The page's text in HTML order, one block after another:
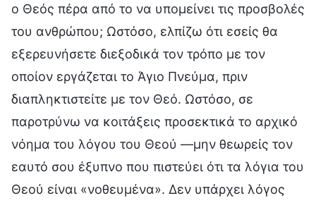
ο Θεός πέρα από το να υπομείνει τις προσβολές
του ανθρώπου; Ωστόσο, ελπίζω ότι εσείς θα
εξερευνήσετε διεξοδικά τον τρόπο με τον
οποίον εργάζεται το Άγιο Πνεύμα, πριν
διαπληκτιστείτε με τον Θεό. Ωστόσο, σε
παροτρύνω να κοιτάξεις προσεκτικά το αρχικό
νόημα του λόγου του Θεού —μην θεωρείς τον
εαυτό σου έξυπνο που πιστεύει ότι τα λόγια του
Θεού είναι «νοθευμένα». Δεν υπάρχει λόγος